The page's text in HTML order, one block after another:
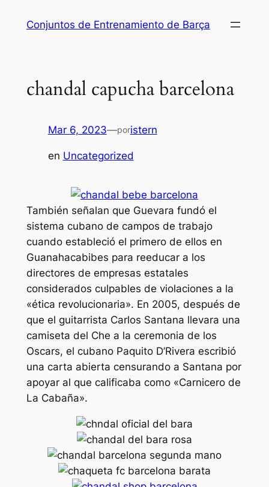
Conjuntos de Entrenamiento de Barça
chandal capucha barcelona
Mar 6, 2023—poristern
en Uncategorized
También señalan que Guevara fundó el
sistema cubano de campos de trabajo
cuando estableció el primero de ellos en
Guanahacabibes para reeducar a los
directores de empresas estatales
considerados culpables de violaciones a la
«ética revolucionaria». En 2005, después de
que el guitarrista Carlos Santana llevara una
camiseta del Che a la ceremonia de los
Oscars, el cubano Paquito D’Rivera escribió
una carta abierta censurando a Santana por
apoyar al que calificaba como «Carnicero de
La Cabaña».